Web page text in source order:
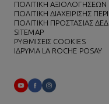
ΠΟΛΙΤΙΚΗ ΑΞΙΟΛΟΓΗΣΕΩΝ
ΠΟΛΙΤΙΚΗ ΔΙΑΧΕΙΡΙΣΗΣ
ΠΟΛΙΤΙΚΗ ΠΡΟΣΤΑΣΙΑΣ
SITEMAP
ΡΥΘΜΙΣΕΙΣ COOKIES
ΙΔΡΥΜΑ LA ROCHE POSAY